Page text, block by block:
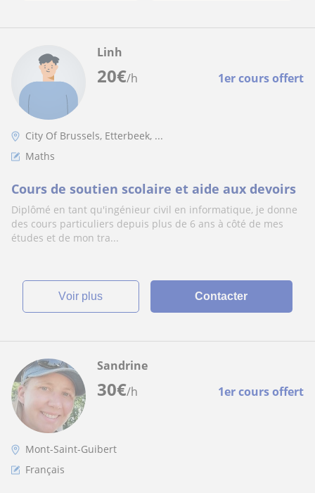
20€/h 1er cours offert
Linh
City Of Brussels, Etterbeek, ...
Maths
Cours de soutien scolaire et aide aux devoirs
Diplômé en tant qu'ingénieur civil en informatique, je donne
des cours particuliers depuis plus de 6 ans à côté de mes
études et de mon tra...
voir plus Contacter
30€/h 1er cours offert
Sandrine
Mont-Saint-Guibert
Français